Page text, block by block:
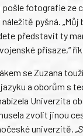
fotografie ze
pyšná.
představit ty
přísaze,“
se Zuzana
a oborům s
Univerzita
zvolit jinou
univerzitě.